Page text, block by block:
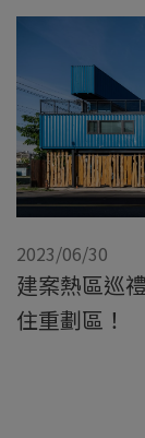
2023/06/30
建案熱區巡
住重劃區！